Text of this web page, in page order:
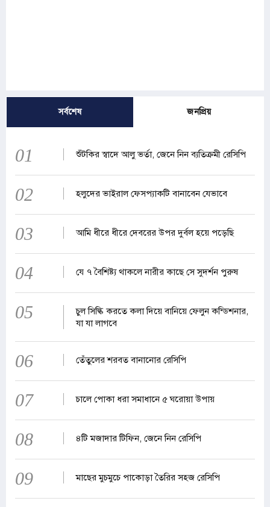
সর্বশেষ জনপ্রিয়
01 শুঁটকির স্বাদে আলু ভর্তা, জেনে নিন ব্যতিক্রমী রেসিপি
02 হলুদের ভাইরাল ফেসপ্যাকটি বানাবেন যেভাবে
03 আমি ধীরে ধীরে দেবরের উপর দুর্বল হয়ে পড়েছি
04 যে ৭ বৈশিষ্ট্য থাকলে নারীর কাছে সে সুদর্শন পুরুষ
05
চুল সিল্কি করতে কলা দিয়ে বানিয়ে ফেলুন কন্ডিশনার,
যা যা লাগবে
06 তেঁতুলের শরবত বানানোর রেসিপি
07 চালে পোকা ধরা সমাধানে ৫ ঘরোয়া উপায়
08 ৪টি মজাদার টিফিন, জেনে নিন রেসিপি
09 মাছের মুচমুচে পাকোড়া তৈরির সহজ রেসিপি